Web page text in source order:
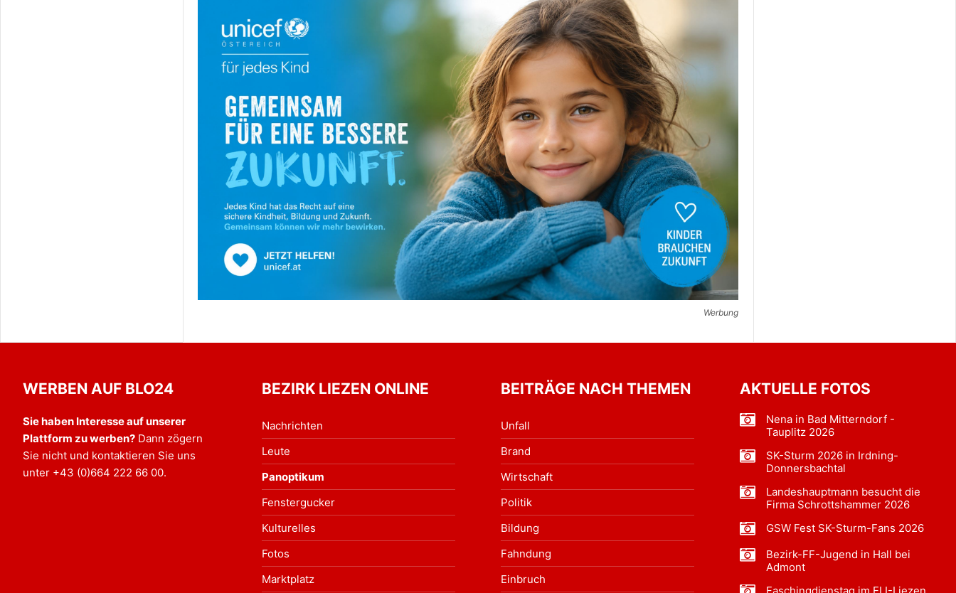
Werbung
WERBEN AUF BLO24
Sie haben Interesse auf unserer
Plattform zu werben? Dann zögern
Sie nicht und kontaktieren Sie uns
unter +43 (0)664 222 66 00.
BEZIRK LIEZEN ONLINE
Nachrichten
Leute
Panoptikum
Fenstergucker
Kulturelles
Fotos
Marktplatz
BEITRÄGE NACH THEMEN
Unfall
Brand
Wirtschaft
Politik
Bildung
Fahndung
Einbruch
AKTUELLE FOTOS
Nena in Bad Mitterndorf -
Tauplitz 2026
SK-Sturm 2026 in Irdning-
Donnersbachtal
Landeshauptmann besucht die
Firma Schrottshammer 2026
GSW Fest SK-Sturm-Fans 2026
Bezirk-FF-Jugend in Hall bei
Admont